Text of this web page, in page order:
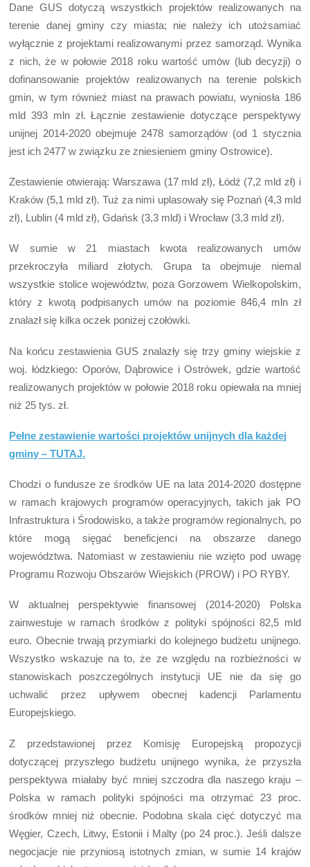
Dane GUS dotyczą wszystkich projektów realizowanych na
terenie danej gminy czy miasta; nie należy ich utożsamiać
wyłącznie z projektami realizowanymi przez samorząd. Wynika
z nich, że w połowie 2018 roku wartość umów (lub decyzji) o
dofinansowanie projektów realizowanych na terenie polskich
gmin, w tym również miast na prawach powiatu, wyniosła 186
mld 393 mln zł. Łącznie zestawienie dotyczące perspektywy
unijnej 2014-2020 obejmuje 2478 samorządów (od 1 stycznia
jest ich 2477 w związku ze zniesieniem gminy Ostrowice).
Zestawienie otwierają: Warszawa (17 mld zł), Łódź (7,2 mld zł) i
Kraków (5,1 mld zł). Tuż za nimi uplasowały się Poznań (4,3 mld
zł), Lublin (4 mld zł), Gdańsk (3,3 mld) i Wrocław (3,3 mld zł).
W sumie w 21 miastach kwota realizowanych umów
przekroczyła miliard złotych. Grupa ta obejmuje niemal
wszystkie stolice województw, poza Gorzowem Wielkopolskim,
który z kwotą podpisanych umów na poziomie 846,4 mln zł
znalazł się kilka oczek poniżej czołówki.
Na końcu zestawienia GUS znalazły się trzy gminy wiejskie z
woj. łódzkiego: Oporów, Dąbrowice i Ostrówek, gdzie wartość
realizowanych projektów w połowie 2018 roku opiewała na mniej
niż 25 tys. zł.
Pełne zestawienie wartości projektów unijnych dla każdej
gminy – TUTAJ.
Chodzi o fundusze ze środków UE na lata 2014-2020 dostępne
w ramach krajowych programów operacyjnych, takich jak PO
Infrastruktura i Środowisko, a także programów regionalnych, po
które mogą sięgać beneficjenci na obszarze danego
województwa. Natomiast w zestawieniu nie wzięto pod uwagę
Programu Rozwoju Obszarów Wiejskich (PROW) i PO RYBY.
W aktualnej perspektywie finansowej (2014-2020) Polska
zainwestuje w ramach środków z polityki spójności 82,5 mld
euro. Obecnie trwają przymiarki do kolejnego budżetu unijnego.
Wszystko wskazuje na to, że ze względu na rozbieżności w
stanowiskach poszczególnych instytucji UE nie da się go
uchwalić przez upływem obecnej kadencji Parlamentu
Europejskiego.
Z przedstawionej przez Komisję Europejską propozycji
dotyczącej przyszłego budżetu unijnego wynika, że przyszła
perspektywa miałaby być mniej szczodra dla naszego kraju –
Polska w ramach polityki spójności ma otrzymać 23 proc.
środków mniej niż obecnie. Podobna skala cięć dotyczyć ma
Węgier, Czech, Litwy, Estonii i Malty (po 24 proc.). Jeśli dalsze
negocjacje nie przyniosą istotnych zmian, w sumie 14 krajów